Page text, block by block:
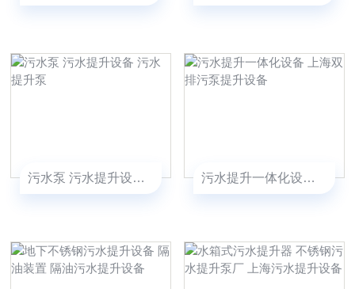
污水泵 污水提升设备 污水提升泵 污水提升一体化设备 上海双排污泵提升设备